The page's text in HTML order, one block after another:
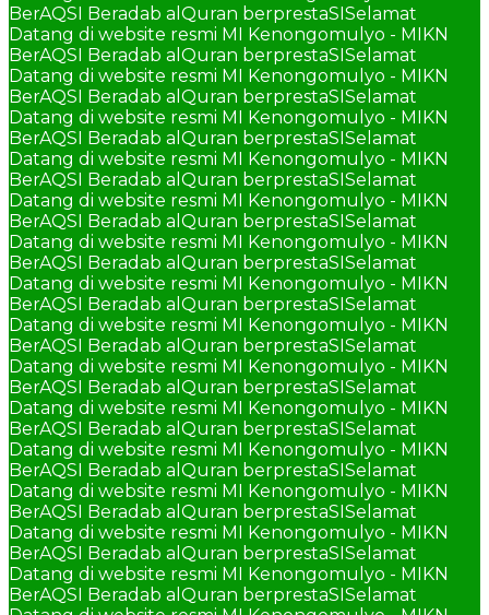
BerAQSI Beradab alQuran berprestaSISelamat
Datang di website resmi MI Kenongomulyo - MIKN
BerAQSI Beradab alQuran berprestaSISelamat
Datang di website resmi MI Kenongomulyo - MIKN
BerAQSI Beradab alQuran berprestaSISelamat
Datang di website resmi MI Kenongomulyo - MIKN
BerAQSI Beradab alQuran berprestaSISelamat
Datang di website resmi MI Kenongomulyo - MIKN
BerAQSI Beradab alQuran berprestaSISelamat
Datang di website resmi MI Kenongomulyo - MIKN
BerAQSI Beradab alQuran berprestaSISelamat
Datang di website resmi MI Kenongomulyo - MIKN
BerAQSI Beradab alQuran berprestaSISelamat
Datang di website resmi MI Kenongomulyo - MIKN
BerAQSI Beradab alQuran berprestaSISelamat
Datang di website resmi MI Kenongomulyo - MIKN
BerAQSI Beradab alQuran berprestaSISelamat
Datang di website resmi MI Kenongomulyo - MIKN
BerAQSI Beradab alQuran berprestaSISelamat
Datang di website resmi MI Kenongomulyo - MIKN
BerAQSI Beradab alQuran berprestaSISelamat
Datang di website resmi MI Kenongomulyo - MIKN
BerAQSI Beradab alQuran berprestaSISelamat
Datang di website resmi MI Kenongomulyo - MIKN
BerAQSI Beradab alQuran berprestaSISelamat
Datang di website resmi MI Kenongomulyo - MIKN
BerAQSI Beradab alQuran berprestaSISelamat
Datang di website resmi MI Kenongomulyo - MIKN
BerAQSI Beradab alQuran berprestaSISelamat